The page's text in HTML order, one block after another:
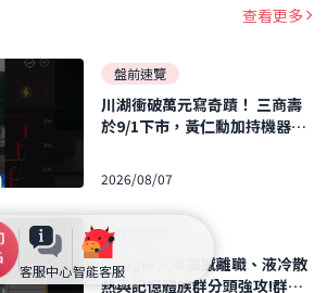
客服中心智能客服
查看更多
盤前速覽
川湖衝破萬元寫奇蹟！ 三商壽
於9/1下市，黃仁勳加持機器人
6.08.07
2026/08/07
盤前速覽
Google人事震撼離職、液冷散
熱與記憶體族群分頭強攻!群聯